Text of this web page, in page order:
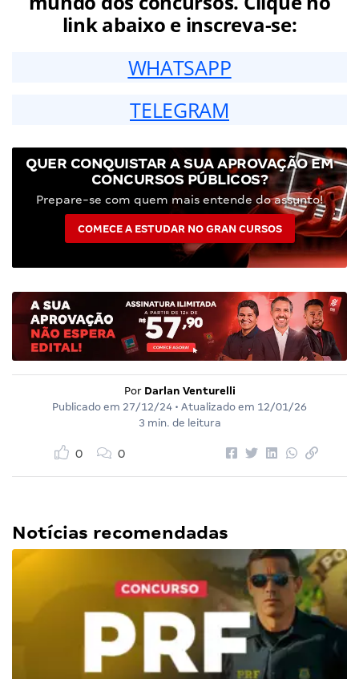
link abaixo e inscreva-se:
WHATSAPP
TELEGRAM
QUER CONQUISTAR A SUA APROVAÇÃO EM
CONCURSOS PÚBLICOS?
Prepare-se com quem mais entende do assunto!
COMECE A ESTUDAR NO GRAN CURSOS
Por Darlan Venturelli
Publicado em 27/12/24 • Atualizado em 12/01/26
3 min. de leitura
0 0
Notícias recomendadas